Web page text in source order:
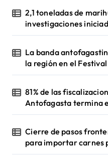
2,1 toneladas de
investigaciones
La banda
la región en el
81% de las
Antofagasta termina
Cierre de pasos
para importar carnes